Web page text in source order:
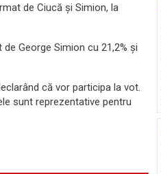
de Ciucă și Simion, la
George Simion cu 21,2% și
că vor participa la vot.
sunt reprezentative pentru